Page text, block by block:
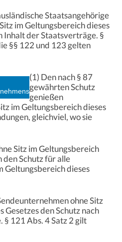
Staatsangehörige
im Geltungsbereich dieses
Inhalt der Staatsverträge. §
§§ 122 und 123 gelten
(1) Den nach § 87
gewährten Schutz
genießen
im Geltungsbereich dieses
gleichviel, wo sie
Sitz im Geltungsbereich
den Schutz für alle
Geltungsbereich dieses
ohne Sitz
Gesetzes den Schutz nach
121 Abs. 4 Satz 2 gilt